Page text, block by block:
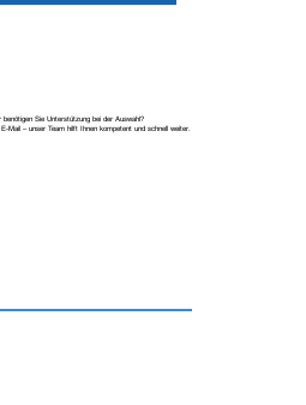
Sie Unterstützung bei der Auswahl?
Mail – unser Team hilft Ihnen kompetent und schnell weiter.